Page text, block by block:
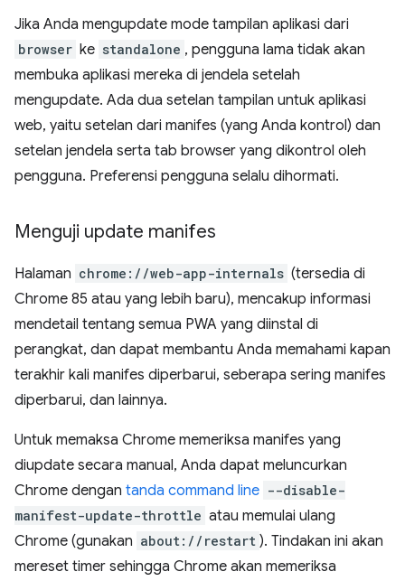
Jika Anda mengupdate mode tampilan aplikasi dari
browser ke standalone , pengguna lama tidak akan
membuka aplikasi mereka di jendela setelah
mengupdate. Ada dua setelan tampilan untuk aplikasi
web, yaitu setelan dari manifes (yang Anda kontrol) dan
setelan jendela serta tab browser yang dikontrol oleh
pengguna. Preferensi pengguna selalu dihormati.
Menguji update manifes
Halaman chrome://web-app-internals (tersedia di
Chrome 85 atau yang lebih baru), mencakup informasi
mendetail tentang semua PWA yang diinstal di
perangkat, dan dapat membantu Anda memahami kapan
terakhir kali manifes diperbarui, seberapa sering manifes
diperbarui, dan lainnya.
Untuk memaksa Chrome memeriksa manifes yang
diupdate secara manual, Anda dapat meluncurkan
Chrome dengan tanda command line --disable-
manifest-update-throttle atau memulai ulang
Chrome (gunakan about://restart ). Tindakan ini akan
mereset timer sehingga Chrome akan memeriksa